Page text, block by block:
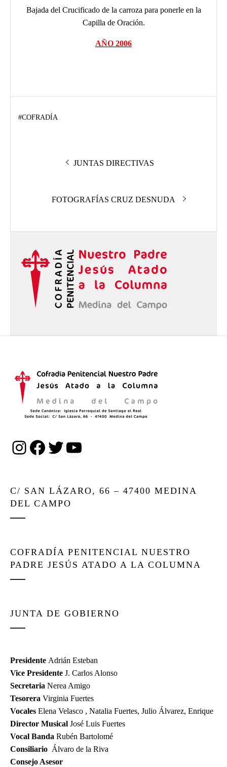
Bajada del Crucificado de la carroza para ponerle en la
Capilla de Oración.
AÑO 2006
#COFRADÍA
Entrada
JUNTAS DIRECTIVAS
Entrada
FOTOGRAFÍAS CRUZ DESNUDA
Instagram
Facebook
Twitter
YouTube
C/ SAN LÁZARO, 66 – 47400 MEDINA
DEL CAMPO
COFRADÍA PENITENCIAL NUESTRO
PADRE JESÚS ATADO A LA COLUMNA
JUNTA DE GOBIERNO
Presidente Adrián Esteban
Vice Presidente J. Carlos Alonso
Secretaria Nerea Amigo
Tesorera Virginia Fuertes
Vocales Elena Velasco , Natalia Fuertes, Julio Álvarez, Enrique
Director Musical José Luis Fuertes
Vocal Banda Rubén Bartolomé
Consiliario Álvaro de la Riva
Consejo Asesor